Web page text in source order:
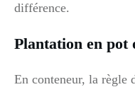
différence.
Plantation en pot
En conteneur, la règle